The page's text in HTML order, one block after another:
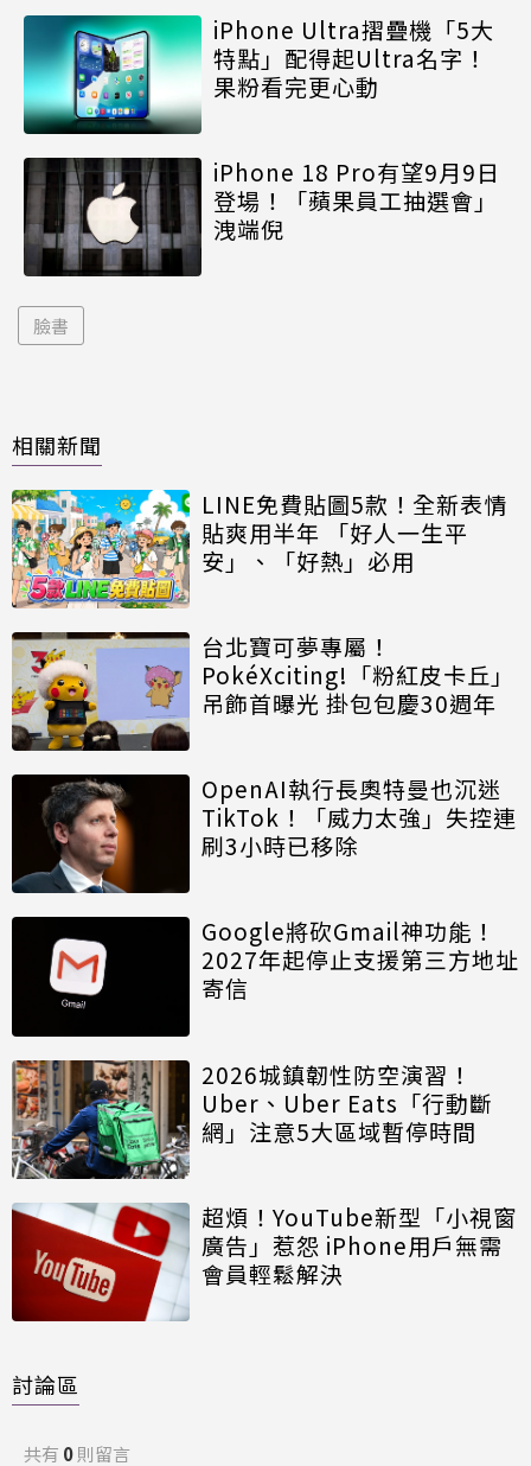
iPhone Ultra摺疊機「5大
特點」配得起Ultra名字！
果粉看完更心動
iPhone 18 Pro有望9月9日
登場！「蘋果員工抽選會」
洩端倪
臉書
相關新聞
LINE免費貼圖5款！全新表情
貼爽用半年 「好人一生平
安」、「好熱」必用
台北寶可夢專屬！
PokéXciting!「粉紅皮卡丘」
吊飾首曝光 掛包包慶30週年
OpenAI執行長奧特曼也沉迷
TikTok！「威力太強」失控連
刷3小時已移除
Google將砍Gmail神功能！
2027年起停止支援第三方地址
寄信
2026城鎮韌性防空演習！
Uber、Uber Eats「行動斷
網」注意5大區域暫停時間
超煩！YouTube新型「小視窗
廣告」惹怨 iPhone用戶無需
會員輕鬆解決
討論區
共有 0則留言